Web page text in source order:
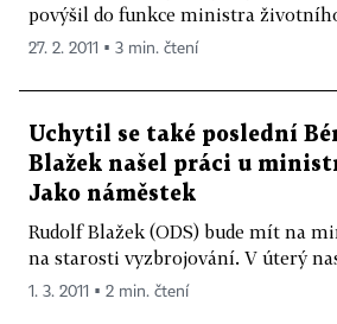
povýšil do funkce ministra
27. 2. 2011 ▪ 3 min. čtení
Uchytil se také poslední
Blažek našel práci u
Jako náměstek
Rudolf Blažek (ODS) bude mít na
na starosti vyzbrojování. V úterý
1. 3. 2011 ▪ 2 min. čtení